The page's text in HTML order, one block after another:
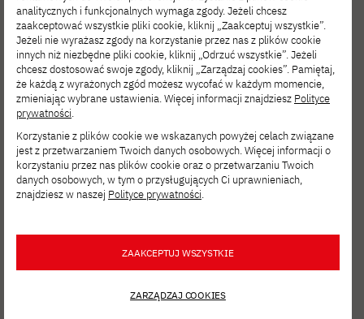
rewolucji AI.
prof. dr hab. Grzegorz Marcin Wójcik
analitycznych i funkcjonalnych wymaga zgody. Jeżeli chcesz
zaakceptować wszystkie pliki cookie, kliknij „Zaakceptuj wszystkie”.
Jeżeli nie wyrażasz zgody na korzystanie przez nas z plików cookie
innych niż niezbędne pliki cookie, kliknij „Odrzuć wszystkie”. Jeżeli
chcesz dostosować swoje zgody, kliknij „Zarządzaj cookies”. Pamiętaj,
że każdą z wyrażonych zgód możesz wycofać w każdym momencie,
zmieniając wybrane ustawienia. Więcej informacji znajdziesz Polityce
prywatności.
Korzystanie z plików cookie we wskazanych powyżej celach związane
jest z przetwarzaniem Twoich danych osobowych. Więcej informacji o
korzystaniu przez nas plików cookie oraz o przetwarzaniu Twoich
danych osobowych, w tym o przysługujących Ci uprawnieniach,
znajdziesz w naszej Polityce prywatności.
ZAAKCEPTUJ WSZYSTKIE
ZARZĄDZAJ COOKIES